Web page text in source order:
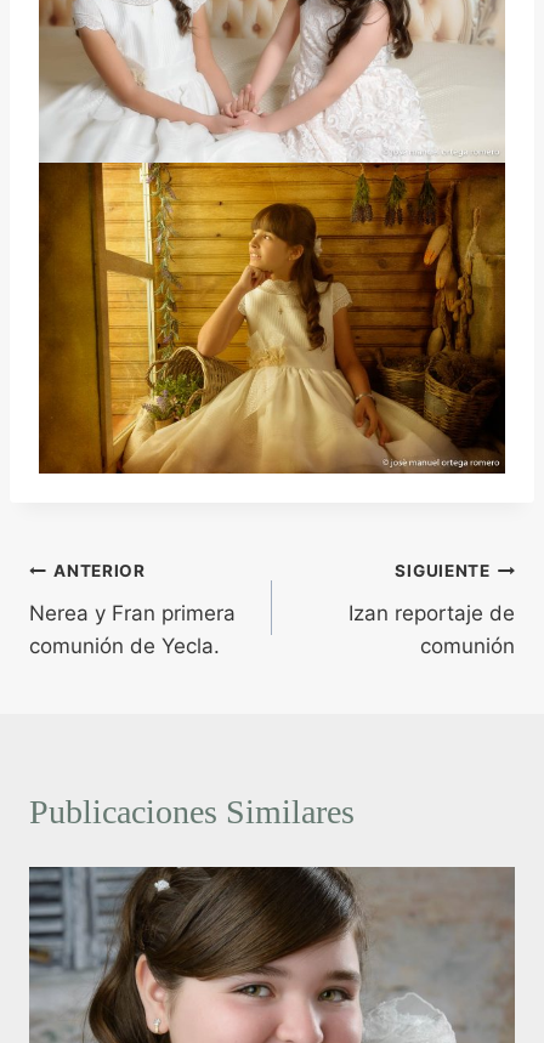
Navegación
de
ANTERIOR
Nerea y Fran primera
comunión de Yecla.
SIGUIENTE
Izan reportaje de
comunión
Publicaciones Similares